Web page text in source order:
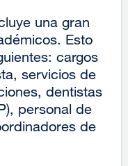
una gran
Esto
cargos
servicios de
dentistas
personal de
de